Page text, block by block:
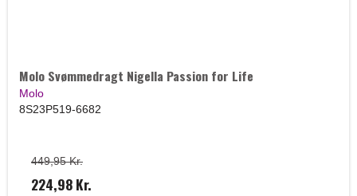
Molo Svømmedragt Nigella Passion for Life
Molo
8S23P519-6682
449,95 Kr.
224,98 Kr.